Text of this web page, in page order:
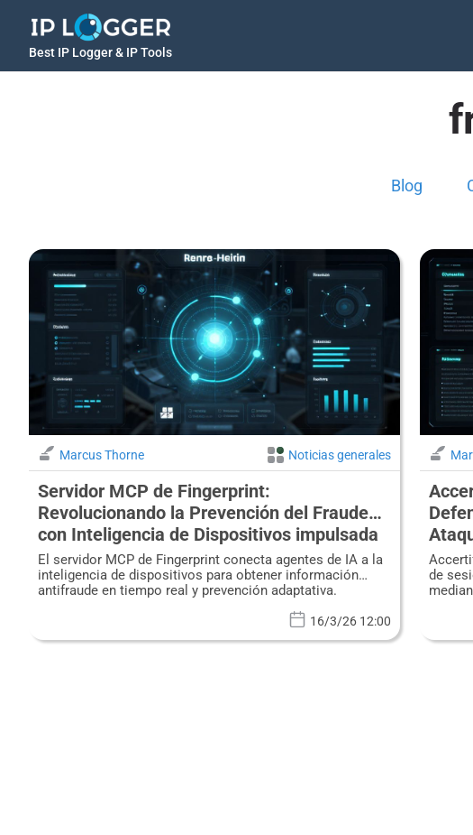
Best IP Logger & IP Tools
Blog
Marcus Thorne Noticias generales
Servidor MCP de Fingerprint:
Revolucionando la Prevención del Fraude
con Inteligencia de Dispositivos impulsada
por IA en Tiempo Real
El servidor MCP de Fingerprint conecta agentes de IA a la
inteligencia de dispositivos para obtener información
antifraude en tiempo real y prevención adaptativa.
16/3/26 12:00
de